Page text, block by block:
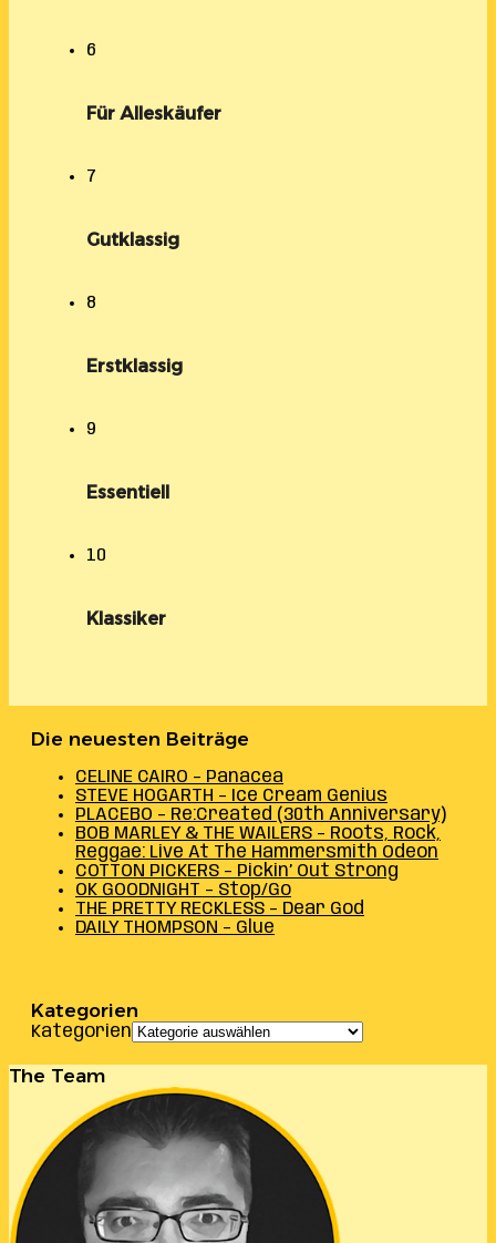
6
Für Alleskäufer
7
Gutklassig
8
Erstklassig
9
Essentiell
10
Klassiker
Die neuesten Beiträge
CELINE CAIRO – Panacea
STEVE HOGARTH – Ice Cream Genius
PLACEBO – Re:Created (30th Anniversary)
BOB MARLEY & THE WAILERS – Roots, Rock,
Reggae: Live At The Hammersmith Odeon
COTTON PICKERS – Pickin’ Out Strong
OK GOODNIGHT – Stop/Go
THE PRETTY RECKLESS – Dear God
DAILY THOMPSON – Glue
Kategorien
Kategorien
The Team